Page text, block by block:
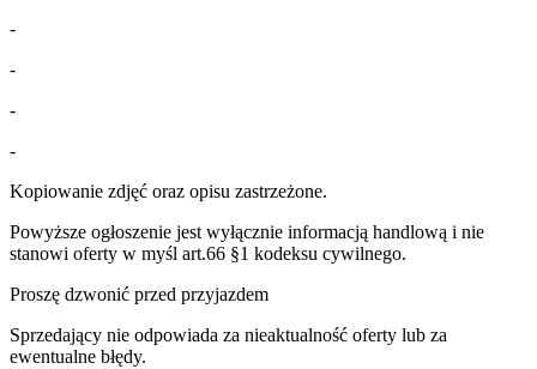
-
-
-
-
Kopiowanie zdjęć oraz opisu zastrzeżone.
Powyższe ogłoszenie jest wyłącznie informacją handlową i nie
stanowi oferty w myśl art.66 §1 kodeksu cywilnego.
Proszę dzwonić przed przyjazdem
Sprzedający nie odpowiada za nieaktualność oferty lub za
ewentualne błędy.